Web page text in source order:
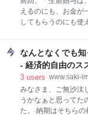
「現行NISAを使う
ければいいんじゃな
……ということで、
て間違った情報を読
れから上書きします
ョンの内容
えるのにも、お金が
してもらうのにも使
かについてと生命保
まだまだ相続は関係
産を分割すべきなの
えるものは何かをざ
るのでオススメです
贈与税のしくみはど
なんとなくでも
- 経済的自由の
3 users www.saki-
みなさま、ご無沙汰
うかなぁと思ってた
た。 納期はそちら